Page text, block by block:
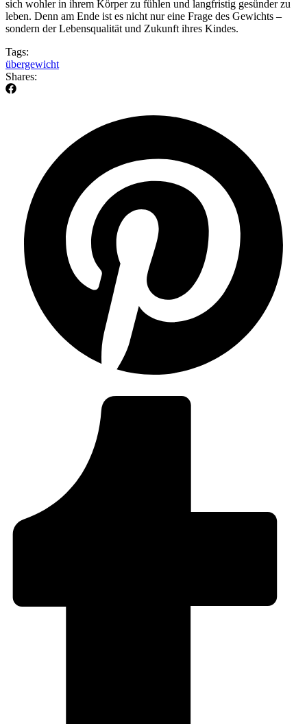
sich wohler in ihrem Körper zu fühlen und langfristig gesünder zu
leben. Denn am Ende ist es nicht nur eine Frage des Gewichts –
sondern der Lebensqualität und Zukunft ihres Kindes.
Tags:
übergewicht
Shares: